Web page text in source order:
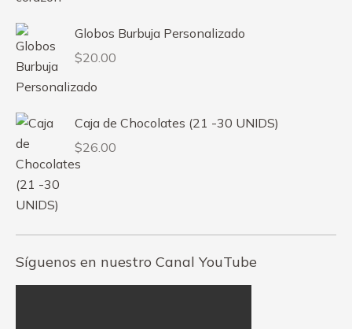
Globos Burbuja Personalizado
$20.00
Caja de Chocolates (21 -30 UNIDS)
$26.00
Síguenos en nuestro Canal YouTube